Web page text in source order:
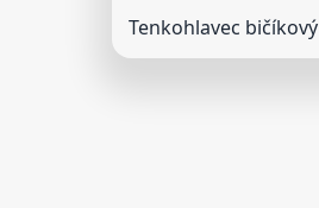
Tenkohlavec bičíkový